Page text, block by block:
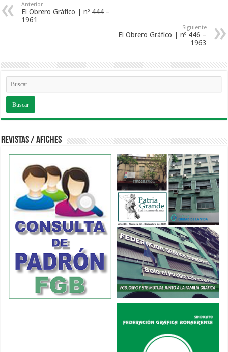
Anterior
El Obrero Gráfico | nº 444 –
1961
Siguiente
El Obrero Gráfico | nº 446 –
1963
Revistas / Afiches